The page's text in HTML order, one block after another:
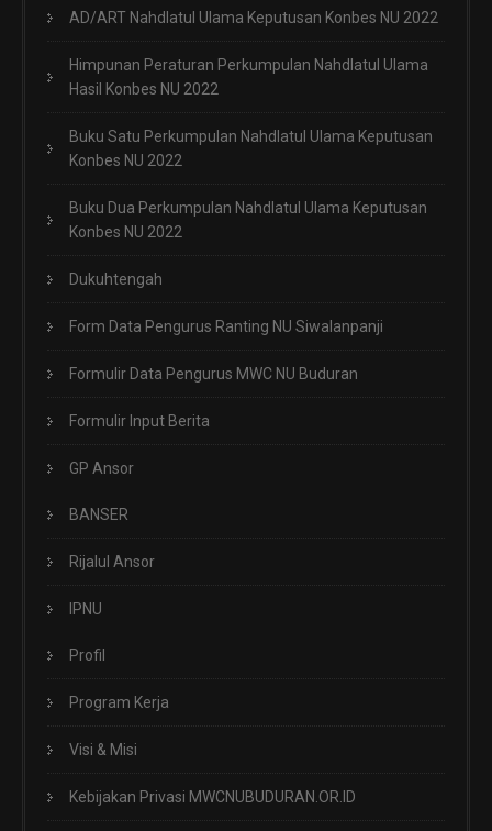
AD/ART Nahdlatul Ulama Keputusan Konbes NU 2022
Himpunan Peraturan Perkumpulan Nahdlatul Ulama
Hasil Konbes NU 2022
Buku Satu Perkumpulan Nahdlatul Ulama Keputusan
Konbes NU 2022
Buku Dua Perkumpulan Nahdlatul Ulama Keputusan
Konbes NU 2022
Dukuhtengah
Form Data Pengurus Ranting NU Siwalanpanji
Formulir Data Pengurus MWC NU Buduran
Formulir Input Berita
GP Ansor
BANSER
Rijalul Ansor
IPNU
Profil
Program Kerja
Visi & Misi
Kebijakan Privasi MWCNUBUDURAN.OR.ID